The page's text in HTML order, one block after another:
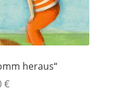
heraus“
€